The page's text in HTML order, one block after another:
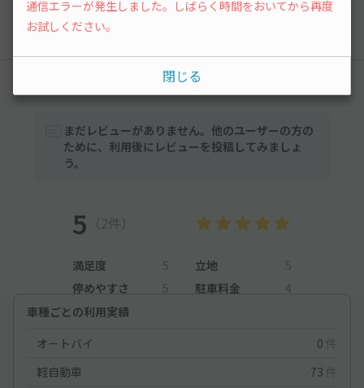
質問する
まだレビューがありません。他のユーザーの方の
ために、利用後にレビューを投稿してみましょ
う。
5 （2件）
満足度 5 立地
5
停めやすさ
5 駐車料金
4
車種ごとの利用実績
オートバイ
0 件
軽自動車
73 件
通信エラーが発生しました。しばらく時間をおいてから再度
お試しください。
閉じる